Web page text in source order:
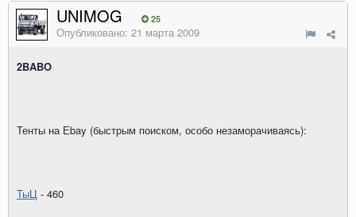
UNIMOG 25
Опубликовано: 21 марта 2009
2BABO
Тенты на Еbay (быстрым поиском, особо незаморачиваясь):
ТыЦ - 460